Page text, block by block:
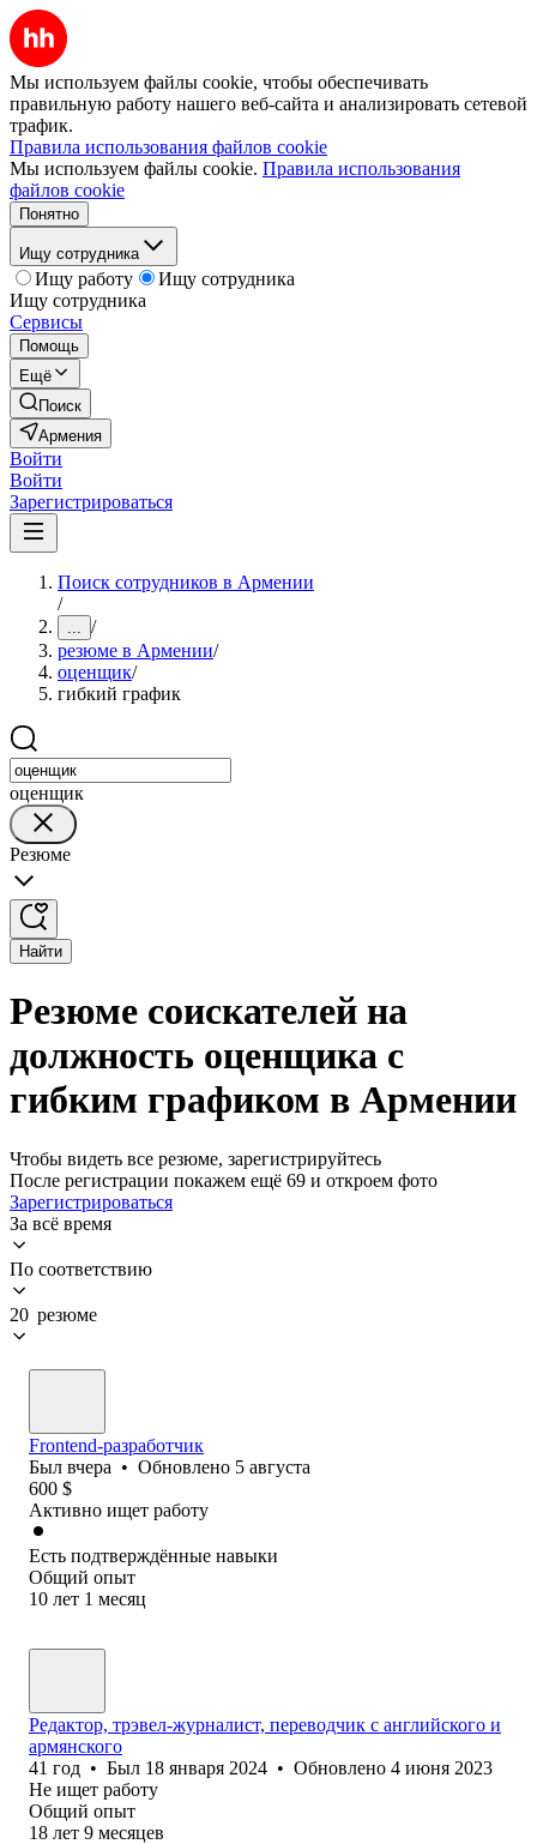
Мы используем файлы cookie, чтобы обеспечивать
правильную работу нашего веб-сайта и анализировать сетевой
трафик.
Правила использования файлов cookie
Мы используем файлы cookie. Правила использования
файлов cookie
Понятно
Ищу сотрудника
Ищу работу
Ищу сотрудника
Ищу сотрудника
Сервисы
Помощь
Ещё
Поиск
Армения
Войти
Войти
Зарегистрироваться
Поиск сотрудников в Армении
/
... /
резюме в Армении/
оценщик/
гибкий график
оценщик
Резюме
Найти
Резюме соискателей на
должность оценщика с
гибким графиком в Армении
Чтобы видеть все резюме, зарегистрируйтесь
После регистрации покажем ещё 69 и откроем фото
Зарегистрироваться
За всё время
По соответствию
20 резюме
Frontend-разработчик
Был вчера • Обновлено 5 августа
600 $
Активно ищет работу
Есть подтверждённые навыки
Общий опыт
10 лет 1 месяц
Редактор, трэвел-журналист, переводчик с английского и
армянского
41 год • Был 18 января 2024 • Обновлено 4 июня 2023
Не ищет работу
Общий опыт
18 лет 9 месяцев